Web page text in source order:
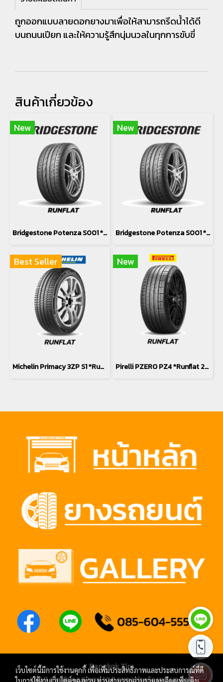
ถูกออกแบบลายดอกยางมาเพื่อให้สามารถรีดน้ำได้ดี
บนถนนเปียก และให้ความรู้สึกนุ่มนวลในทุกการขับขี่
สินค้าเกี่ยวข้อง
New
Bridgestone Potenza S001 *MOE *Runflat 245/45R19
New
Bridgestone Potenza S001 *Runflat 275/40R19
Best Seller
Michelin Primacy 3ZP S1 *Runflat 245/45R19
New
Pirelli PZERO PZ4 *Runflat 245/45R19
Bangkok Tire
288/1 สุขาภิบาล 5 ซอย 10/1 แขวง ท่าแร้ง เขต บางเขน
เว็บไซต์นี้มีการใช้งานคุกกี้ เพื่อเพิ่มประสิทธิภาพและประสบการณ์ที่ดี